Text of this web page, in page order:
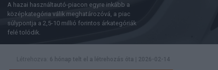
A hazai használtautó-piacon egyre inkább a
középkategória válik meghatározóvá, a piac
súlypontja a 2,5-10 millió forintos árkategóriák
felé tolódik.
Létrehozva: 6 hónap telt el a létrehozás óta 2026-02-14